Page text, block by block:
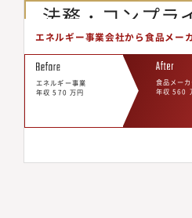
法務・コンプラ
インフラ・エネ
上場企業
エネルギー事業会社から食品メー
エネルギー事業
年収 570 万円
食品メーカ
年収 560